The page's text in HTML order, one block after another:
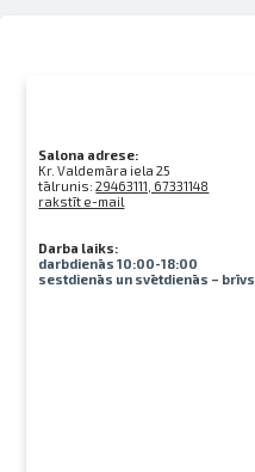
Salona adrese:
Kr. Valdemāra iela 25
tālrunis:29463111, 67331148
rakstīt e-mail
Darba laiks:
darbdienās 10:00-18:00
sestdienās un svētdienās – brīvs